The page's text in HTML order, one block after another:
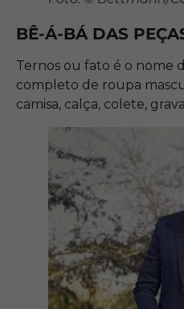
BÊ-Á-BÁ DAS
Ternos ou fato é o nome
completo de roupa
camisa, calça, colete,